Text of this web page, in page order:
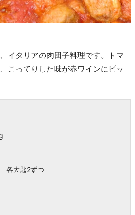
イタリアの肉団子料理です。トマ
こってりした味が赤ワインにピッ
各大匙2ずつ